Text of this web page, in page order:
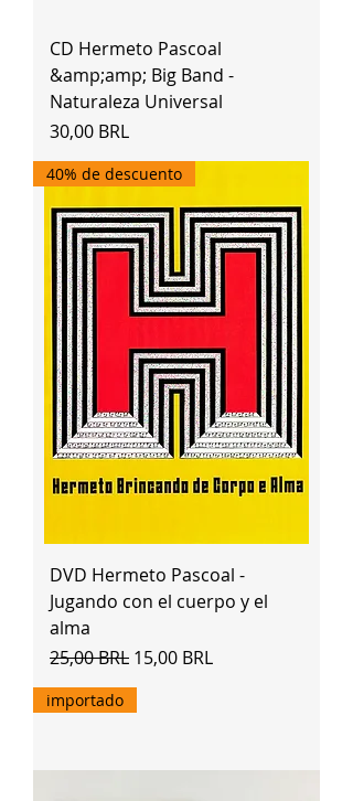
CD Hermeto Pascoal
&amp;amp; Big Band -
Naturaleza Universal
Precio
30,00 BRL
40% de descuento
DVD Hermeto Pascoal -
Jugando con el cuerpo y el
alma
Precio
25,00 BRL Precio de oferta
15,00 BRL
importado